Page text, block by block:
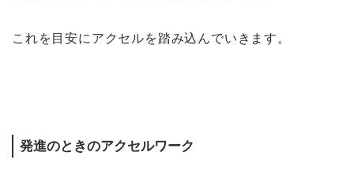
これを目安にアクセルを踏み込んでいきます。
発進のときのアクセルワーク